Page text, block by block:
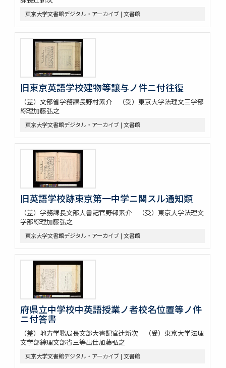
東京大学文書館デジタル・アーカイブ | 文書館
旧東京英語学校建物等譲与ノ件ニ付往復
（差）文部省学務課長野村素介 （受）東京大学法理文三学部
綜理加藤弘之
東京大学文書館デジタル・アーカイブ | 文書館
旧英語学校跡東京第一中学ニ関スル通知類
（差）学務課長文部大書記官野邨素介 （受）東京大学法理文
学部綜理加藤弘之
東京大学文書館デジタル・アーカイブ | 文書館
府県立中学校中英語授業ノ者校名位置等ノ件
ニ付答書
（差）地方学務局長文部大書記官辻新次 （受）東京大学法理
文学部綜理文部省三等出仕加藤弘之
東京大学文書館デジタル・アーカイブ | 文書館